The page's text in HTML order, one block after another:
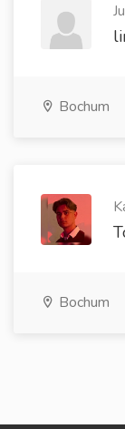
Bochum
Bochum